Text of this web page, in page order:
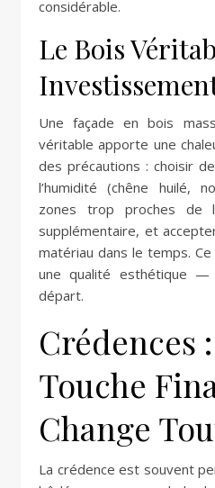
considérable.
Le Bois
Une façade en bois
véritable apporte une
des précautions : choisir
l’humidité (chêne huilé,
zones trop proches de
supplémentaire, et
matériau dans le temps.
une qualité esthétique —
départ.
Crédences
Touche
Change
La crédence est souvent